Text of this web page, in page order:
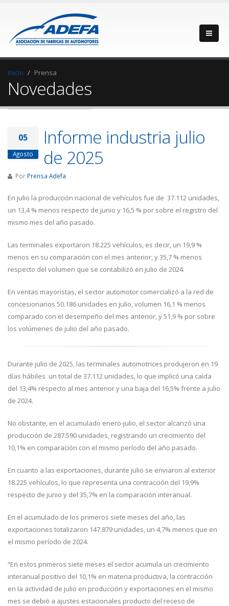
Inicio Prensa
Novedades
05
Agosto
Informe industria julio
de 2025
Por Prensa Adefa
En julio la producción nacional de vehículos fue de 37.112 unidades,
un 13,4 % menos respecto de junio y 16,5 % por sobre el registro del
mismo mes del año pasado.
Las terminales exportaron 18.225 vehículos, es decir, un 19,9 %
menos en su comparación con el mes anterior, y 35,7 % menos
respecto del volumen que se contabilizó en julio de 2024.
En ventas mayoristas, el sector automotor comercializó a la red de
concesionarios 50.186 unidades en julio, volumen 16,1 % menos
comparado con el desempeño del mes anterior, y 51,9 % por sobre
los volúmenes de julio del año pasado.
Durante julio de 2025, las terminales automotrices produjeron en 19
días hábiles un total de 37.112 unidades, lo que implicó una caída
del 13,4% respecto al mes anterior y una baja del 16,5% frente a julio
de 2024.
No obstante, en el acumulado enero-julio, el sector alcanzó una
producción de 287.590 unidades, registrando un crecimiento del
10,1% en comparación con el mismo período del año pasado.
En cuanto a las exportaciones, durante julio se enviaron al exterior
18.225 vehículos, lo que representa una contracción del 19,9%
respecto de junio y del 35,7% en la comparación interanual.
En el acumulado de los primeros siete meses del año, las
exportaciones totalizaron 147.879 unidades, un 4,7% menos que en
el mismo período de 2024.
“En estos primeros siete meses el sector acumula un crecimiento
interanual positivo del 10,1% en materia productiva, la contracción
en la actividad de julio en producción y exportaciones en el mismo
mes se debió a ajustes estacionales producto del receso de